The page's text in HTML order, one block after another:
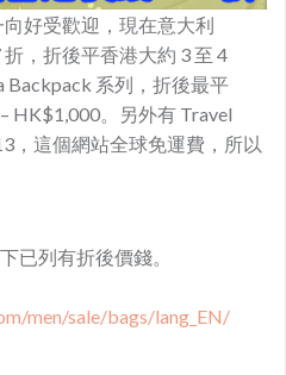
好受歡迎，現在意大利
，折後平香港大約 3 至 4
Backpack 系列，折後最平
HK$1,000。另外有 Travel
，這個網站全球免運費，所以
已列有折後價錢。
men/sale/bags/lang_EN/